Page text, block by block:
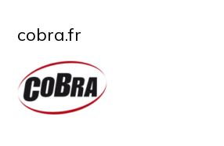
cobra.fr